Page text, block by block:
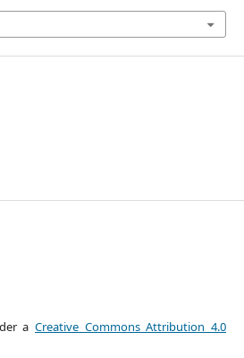
aCreative Commons Attribution 4.0